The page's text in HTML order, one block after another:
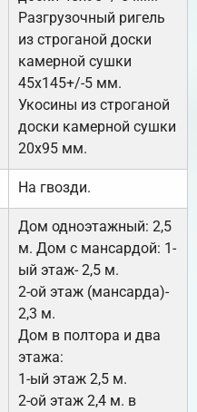
Разгрузочный ригель
из строганой доски
камерной сушки
45х145+/-5 мм.
Укосины из строганой
доски камерной сушки
20х95 мм.
На гвозди.
Дом одноэтажный: 2,5
м. Дом с мансардой: 1-
ый этаж- 2,5 м.
2-ой этаж (мансарда)-
2,3 м.
Дом в полтора и два
этажа:
1-ый этаж 2,5 м.
2-ой этаж 2,4 м. в